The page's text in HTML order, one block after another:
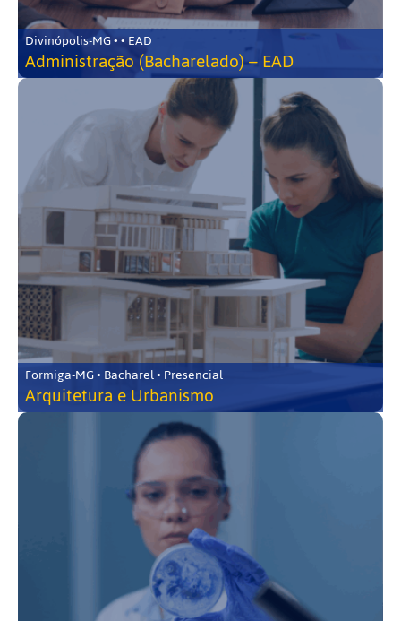
Divinópolis-MG • • EAD
Administração (Bacharelado) – EAD
Formiga-MG • Bacharel • Presencial
Arquitetura e Urbanismo